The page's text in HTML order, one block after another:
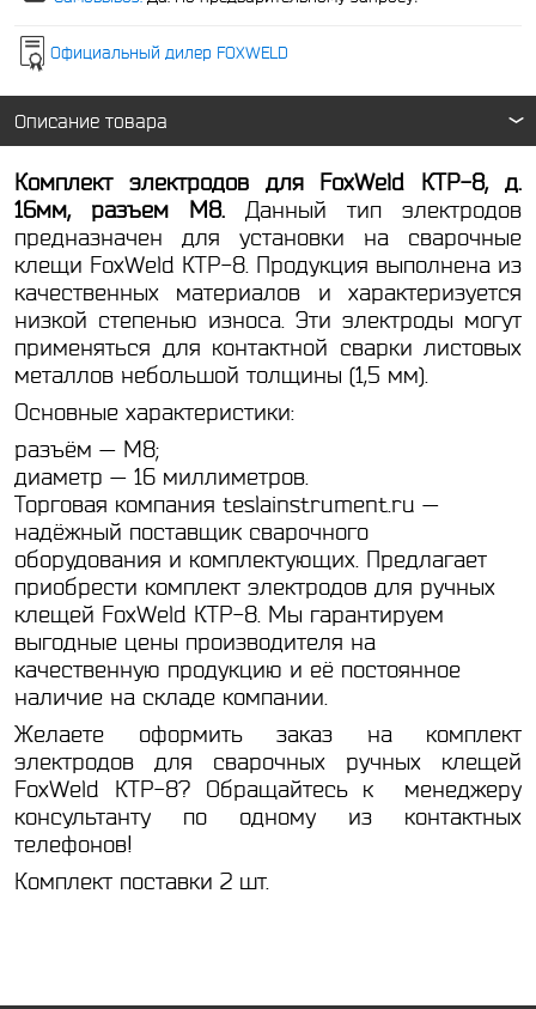
Официальный дилер FOXWELD
Описание товара
Комплект электродов для FoxWeld КТР-8, д.
16мм, разъем М8. Данный тип электродов
предназначен для установки на сварочные
клещи FoxWeld КТР-8. Продукция выполнена из
качественных материалов и характеризуется
низкой степенью износа. Эти электроды могут
применяться для контактной сварки листовых
металлов небольшой толщины (1,5 мм).
Основные характеристики:
разъём — М8;
диаметр — 16 миллиметров.
Торговая компания teslainstrument.ru —
надёжный поставщик сварочного
оборудования и комплектующих. Предлагает
приобрести комплект электродов для ручных
клещей FoxWeld КТР-8. Мы гарантируем
выгодные цены производителя на
качественную продукцию и её постоянное
наличие на складе компании.
Желаете оформить заказ на комплект
электродов для сварочных ручных клещей
FoxWeld КТР-8? Обращайтесь к менеджеру
консультанту по одному из контактных
телефонов!
Комплект поставки 2 шт.